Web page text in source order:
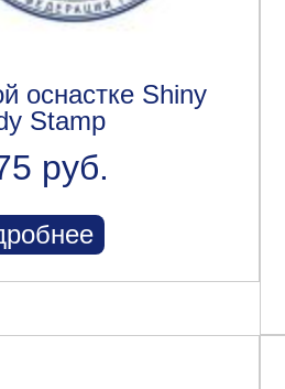
оснастке Shiny
Stamp
руб.